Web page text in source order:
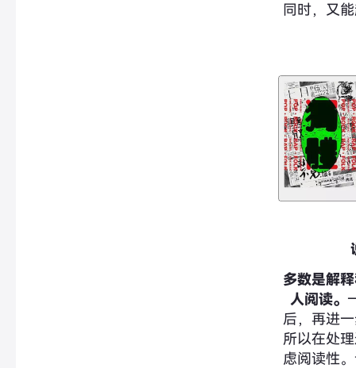
同时，又
多数是解
人阅读。
后，再进
所以在处
虑阅读性